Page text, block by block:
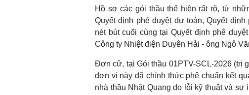
Hồ sơ các gói thầu thể hiện rất rõ, từ
Quyết định phê duyệt dự toán, Quyết
nét bút cuối cùng tại Quyết định phê
Công ty Nhiệt điện Duyên Hải - ông Ngô
Đơn cử, tại Gói thầu 01PTV-SCL-2026 (trị
đơn vị này đã chính thức phê chuẩn kết
nhà thầu Nhật Quang do lỗi kỹ thuật và sự